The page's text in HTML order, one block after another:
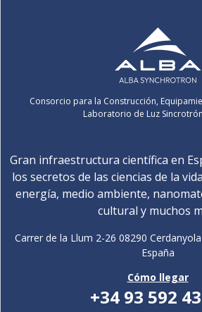
Consorcio para la Construcción,
Laboratorio de Luz Sincrotrón
Gran infraestructura científica en
los secretos de las ciencias de la
energía, medio ambiente,
cultural y muchos
Carrer de la Llum 2-26 08290
España
Cómo llegar
+34 93 592